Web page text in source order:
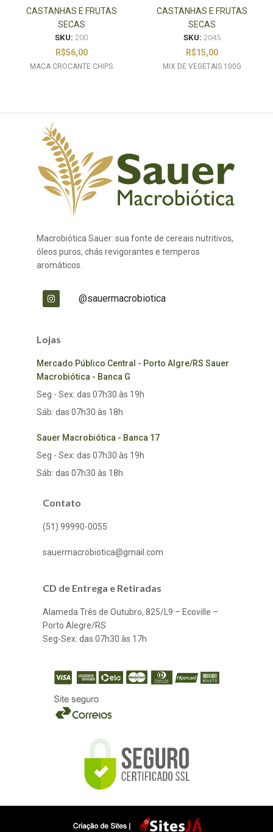
CASTANHAS E FRUTAS
SECAS
SKU: 200
R$56,00
MACA CROCANTE CHIPS
CASTANHAS E FRUTAS
SECAS
SKU: 2045
R$15,00
MIX DE VEGETAIS 100G
Macrobiótica Sauer: sua fonte de cereais nutritivos,
óleos puros, chás revigorantes e temperos
aromáticos.
@sauermacrobiotica
Lojas
Mercado Público Central - Porto Algre/RS Sauer
Macrobiótica - Banca G
Seg - Sex: das 07h30 às 19h
Sáb: das 07h30 às 18h
Sauer Macrobiótica - Banca 17
Seg - Sex: das 07h30 às 19h
Sáb: das 07h30 às 18h
Contato
(51) 99990-0055
sauermacrobiotica@gmail.com
CD de Entrega e Retiradas
Alameda Três de Outubro, 825/L9 – Ecoville –
Porto Alegre/RS
Seg-Sex: das 07h30 às 17h